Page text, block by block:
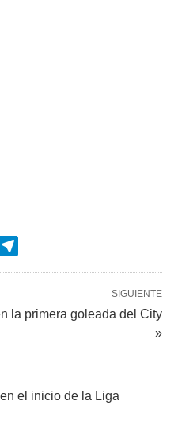
SIGUIENTE
la primera goleada del City
»
el inicio de la Liga